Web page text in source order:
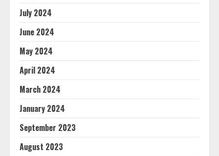
July 2024
June 2024
May 2024
April 2024
March 2024
January 2024
September 2023
August 2023